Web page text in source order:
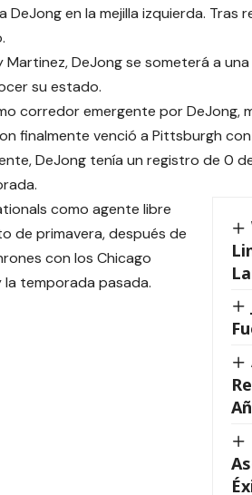
DeJong en la mejilla izquierda. Tras
Martinez, DeJong se someterá a
su estado.
corredor emergente por DeJong,
finalmente venció a Pittsburgh
DeJong tenía un registro de 0
como agente libre
de primavera, después de
con los Chicago
la temporada pasada.